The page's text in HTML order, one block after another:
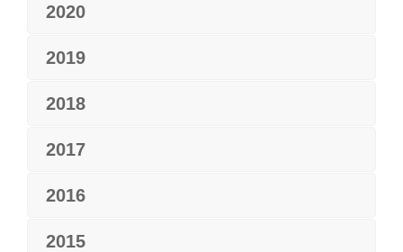
2020
2019
2018
2017
2016
2015